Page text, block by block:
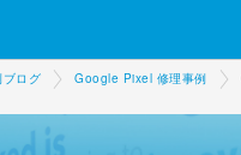
ブログ Google Pixel 修理事例